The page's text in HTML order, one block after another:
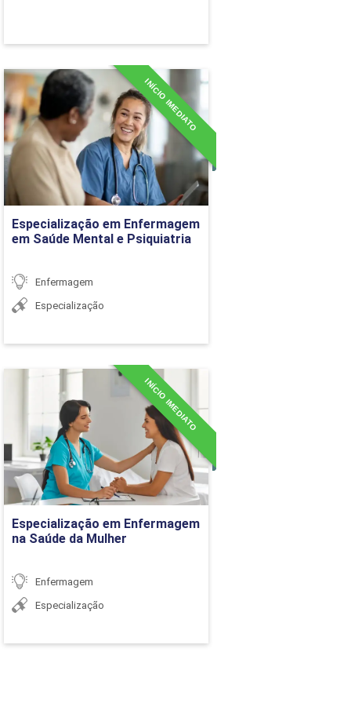
36h
36h
porte
36h
Especialização em Enfermagem
em Saúde Mental e Psiquiatria
INÍCIO IMEDIATO
Enfermagem
Especialização
Especialização em
Enfermagem em Saúde
Mental e Psiquiatria
Detalhes do curso
Especialização em Enfermagem
na Saúde da Mulher
INÍCIO IMEDIATO
Enfermagem
Especialização
Especialização em
Enfermagem na Saúde da
Mulher
Detalhes do curso